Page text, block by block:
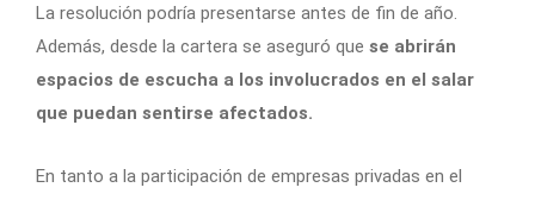
La resolución podría presentarse antes de fin de año.
Además, desde la cartera se aseguró que se abrirán
espacios de escucha a los involucrados en el salar
que puedan sentirse afectados.
En tanto a la participación de empresas privadas en el